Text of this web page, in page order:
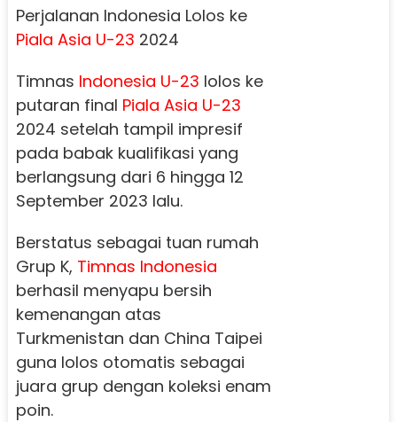
Perjalanan Indonesia Lolos ke
Piala Asia U-23 2024
Timnas Indonesia U-23 lolos ke
putaran final Piala Asia U-23
2024 setelah tampil impresif
pada babak kualifikasi yang
berlangsung dari 6 hingga 12
September 2023 lalu.
Berstatus sebagai tuan rumah
Grup K, Timnas Indonesia
berhasil menyapu bersih
kemenangan atas
Turkmenistan dan China Taipei
guna lolos otomatis sebagai
juara grup dengan koleksi enam
poin.